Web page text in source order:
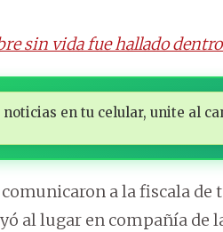
sin vida fue hallado
noticias en tu celular, unite al
a la fiscala de
al lugar en compañía de